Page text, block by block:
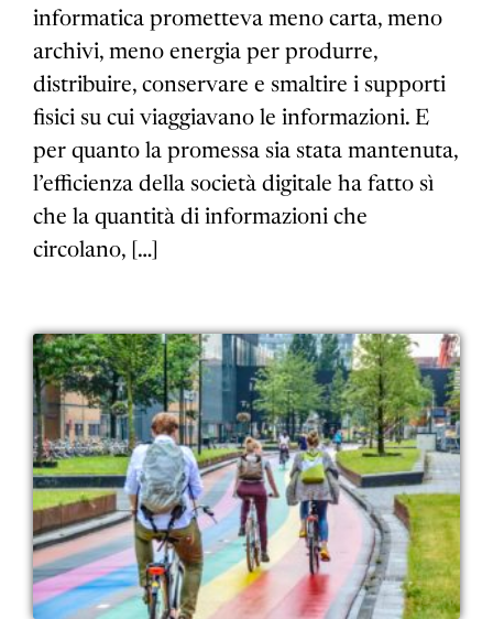
informatica prometteva meno carta, meno
archivi, meno energia per produrre,
distribuire, conservare e smaltire i supporti
fisici su cui viaggiavano le informazioni. E
per quanto la promessa sia stata mantenuta,
l’efficienza della società digitale ha fatto sì
che la quantità di informazioni che
circolano, […]